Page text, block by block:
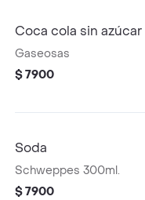
Coca cola sin
Gaseosas
$ 7900
Soda
Schweppes 300ml.
$ 7900